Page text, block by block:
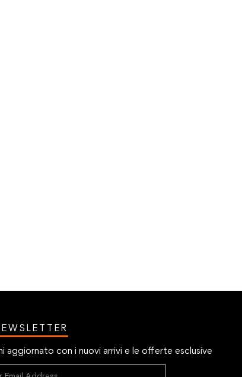
aggiornato con i nuovi arrivi e le offerte esclusive